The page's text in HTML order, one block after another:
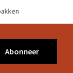
Abonneer